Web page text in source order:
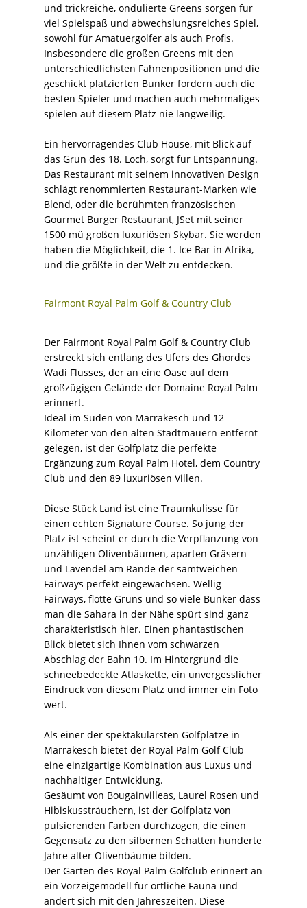
und trickreiche, ondulierte Greens sorgen für
viel Spielspaß und abwechslungsreiches Spiel,
sowohl für Amatuergolfer als auch Profis.
Insbesondere die großen Greens mit den
unterschiedlichsten Fahnenpositionen und die
geschickt platzierten Bunker fordern auch die
besten Spieler und machen auch mehrmaliges
spielen auf diesem Platz nie langweilig.
Ein hervorragendes Club House, mit Blick auf
das Grün des 18. Loch, sorgt für Entspannung.
Das Restaurant mit seinem innovativen Design
schlägt renommierten Restaurant-Marken wie
Blend, oder die berühmten französischen
Gourmet Burger Restaurant, JSet mit seiner
1500 mü großen luxuriösen Skybar. Sie werden
haben die Möglichkeit, die 1. Ice Bar in Afrika,
und die größte in der Welt zu entdecken.
Fairmont Royal Palm Golf & Country Club
Der Fairmont Royal Palm Golf & Country Club
erstreckt sich entlang des Ufers des Ghordes
Wadi Flusses, der an eine Oase auf dem
großzügigen Gelände der Domaine Royal Palm
erinnert.
Ideal im Süden von Marrakesch und 12
Kilometer von den alten Stadtmauern entfernt
gelegen, ist der Golfplatz die perfekte
Ergänzung zum Royal Palm Hotel, dem Country
Club und den 89 luxuriösen Villen.
Diese Stück Land ist eine Traumkulisse für
einen echten Signature Course. So jung der
Platz ist scheint er durch die Verpflanzung von
unzähligen Olivenbäumen, aparten Gräsern
und Lavendel am Rande der samtweichen
Fairways perfekt eingewachsen. Wellig
Fairways, flotte Grüns und so viele Bunker dass
man die Sahara in der Nähe spürt sind ganz
charakteristisch hier. Einen phantastischen
Blick bietet sich Ihnen vom schwarzen
Abschlag der Bahn 10. Im Hintergrund die
schneebedeckte Atlaskette, ein unvergesslicher
Eindruck von diesem Platz und immer ein Foto
wert.
Als einer der spektakulärsten Golfplätze in
Marrakesch bietet der Royal Palm Golf Club
eine einzigartige Kombination aus Luxus und
nachhaltiger Entwicklung.
Gesäumt von Bougainvilleas, Laurel Rosen und
Hibiskussträuchern, ist der Golfplatz von
pulsierenden Farben durchzogen, die einen
Gegensatz zu den silbernen Schatten hunderte
Jahre alter Olivenbäume bilden.
Der Garten des Royal Palm Golfclub erinnert an
ein Vorzeigemodell für örtliche Fauna und
ändert sich mit den Jahreszeiten. Diese